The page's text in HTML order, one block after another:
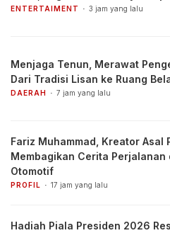
ENTERTAIMENT 3 jam yang lalu
Menjaga Tenun, Merawat
Dari Tradisi Lisan ke Ruang
DAERAH 7 jam yang lalu
Fariz Muhammad, Kreator Asal
Membagikan Cerita Perjalanan
Otomotif
PROFIL 17 jam yang lalu
Hadiah Piala Presiden 2026